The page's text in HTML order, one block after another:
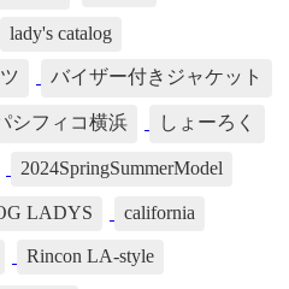
lady's catalog
バイザー付きジャケット
シフィコ横浜 しょーろく
2024SpringSummerModel
LADYS california
Rincon LA-style